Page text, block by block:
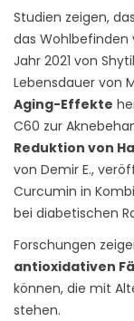
Studien zeigen,
das Wohlbefinden
Jahr 2021 von
Lebensdauer von
Aging-Effekte
C60 zur
Reduktion von
von Demir E.,
Curcumin in
bei diabetischen
Forschungen
antioxidativen
können, die mit
stehen.